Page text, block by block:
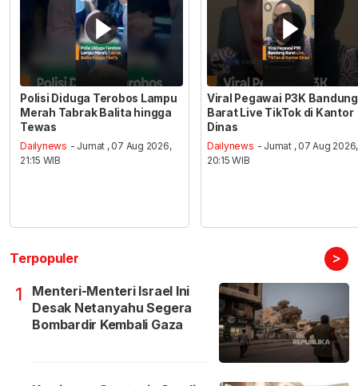
Polisi Diduga Terobos Lampu
Merah Tabrak Balita hingga
Tewas
Dailynews - Jumat , 07 Aug 2026,
21:15 WIB
Viral Pegawai P3K Bandung
Barat Live TikTok di Kantor
Dinas
Dailynews - Jumat , 07 Aug 2026,
20:15 WIB
Terpopuler >
1
Menteri-Menteri Israel Ini
Desak Netanyahu Segera
Bombardir Kembali Gaza